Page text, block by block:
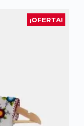
¡OFERTA!